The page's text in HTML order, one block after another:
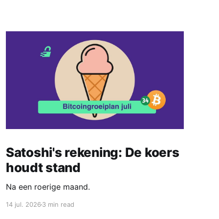
Satoshi's rekening: De koers
houdt stand
Na een roerige maand.
14 jul. 20263 min read